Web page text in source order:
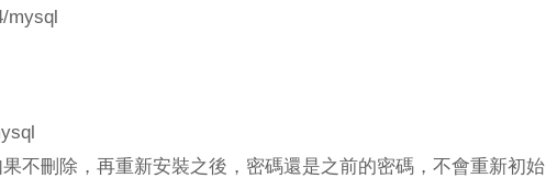
mysql
不刪除，再重新安裝之後，密碼還是之前的密碼，不會重新初始